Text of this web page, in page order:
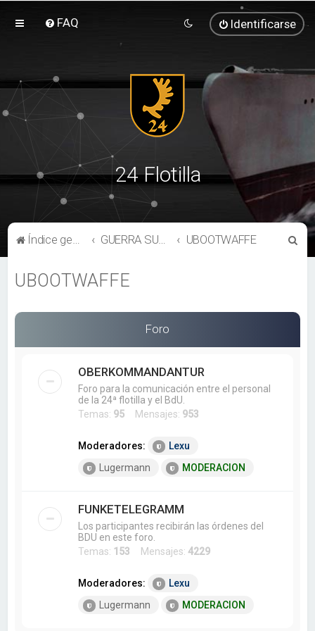
FAQ Identificarse
24 Flotilla
Índice general GUERRA SUBMARINA UBOOTWAFFE
a
UBOOTWAFFE
Foro
OBERKOMMANDANTUR
Foro para la comunicación entre el personal
de la 24ª flotilla y el BdU.
Temas: 95 Mensajes: 953
Moderadores:
Lexu
Lugermann
MODERACION
FUNKETELEGRAMM
Los participantes recibirán las órdenes del
BDU en este foro.
Temas: 153 Mensajes:4229
Moderadores:
Lexu
Lugermann
MODERACION